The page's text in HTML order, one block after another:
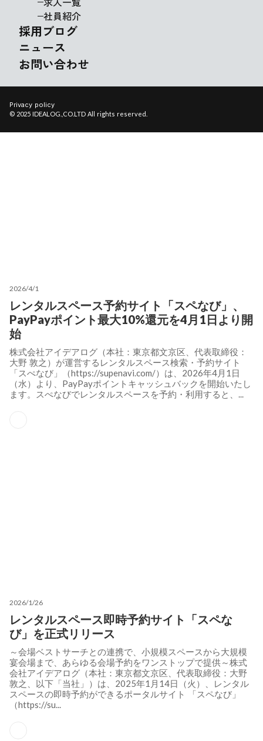
社員紹介
採用ブログ
ニュース
お問い合わせ
© 2025 IDEALOG.,CO.LTD All rights reserved.
Privacy policy
2026/4/1
レンタルスペース予約サイト「スペなび」、
PayPayポイント最大10%還元を4月1日より開
始
株式会社アイデアログ（本社：東京都文京区、代表取締役：
大野 敦之）が運営するレンタルスペース検索・予約サイト
「スぺなび」（https://supenavi.com/）は、2026年4月1日
（水）より、PayPayポイントキャッシュバックを開始いたし
ます。スぺなびでレンタルスペースを予約・利用すると、...
2026/1/26
レンタルスペース即時予約サイト「スペな
び」を正式リリース
～会場ベストサーチとの連携で、小規模スペースから大規模
宴会場まで、あらゆる会場予約をワンストップで提供～株式
会社アイデアログ（本社：東京都文京区、代表取締役：大野
敦之、以下「当社」）は、2025年1月14日（火）、レンタル
スペースの即時予約ができるポータルサイト 「スペなび」
（https://su...